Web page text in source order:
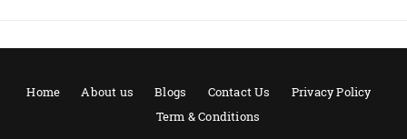
Home About us Blogs Contact Us
Privacy Policy
Term & Conditions